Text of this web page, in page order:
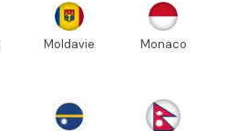
Moldavie Monaco